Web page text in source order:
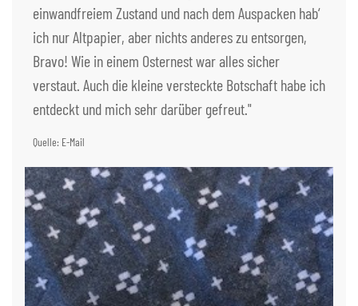
einwandfreiem Zustand und nach dem Auspacken hab‘
ich nur Altpapier, aber nichts anderes zu entsorgen,
Bravo! Wie in einem Osternest war alles sicher
verstaut. Auch die kleine versteckte Botschaft habe ich
entdeckt und mich sehr darüber gefreut."
Quelle: E-Mail